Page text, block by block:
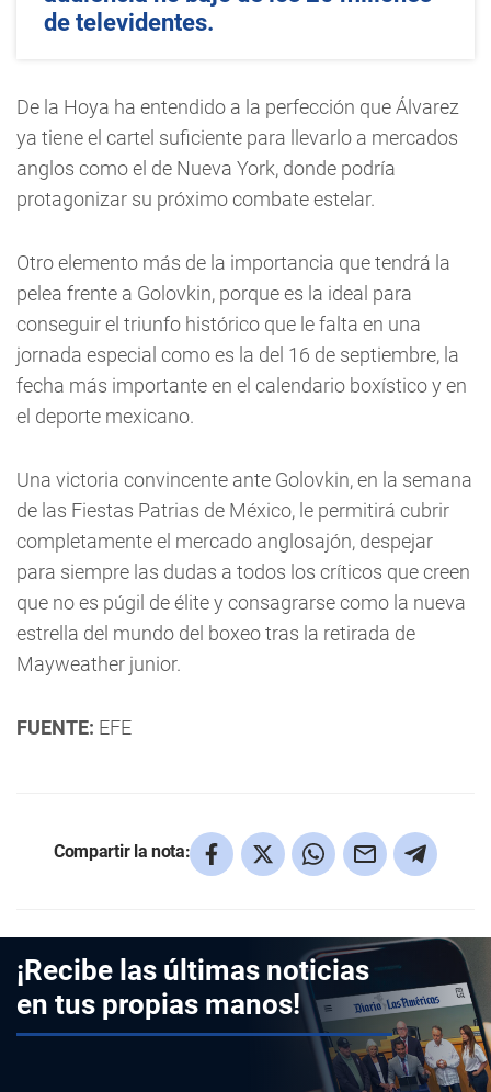
de televidentes.
De la Hoya ha entendido a la perfección que Álvarez
ya tiene el cartel suficiente para llevarlo a mercados
anglos como el de Nueva York, donde podría
protagonizar su próximo combate estelar.
Otro elemento más de la importancia que tendrá la
pelea frente a Golovkin, porque es la ideal para
conseguir el triunfo histórico que le falta en una
jornada especial como es la del 16 de septiembre, la
fecha más importante en el calendario boxístico y en
el deporte mexicano.
Una victoria convincente ante Golovkin, en la semana
de las Fiestas Patrias de México, le permitirá cubrir
completamente el mercado anglosajón, despejar
para siempre las dudas a todos los críticos que creen
que no es púgil de élite y consagrarse como la nueva
estrella del mundo del boxeo tras la retirada de
Mayweather junior.
FUENTE: EFE
Compartir la nota:
¡Recibe las últimas noticias
en tus propias manos!